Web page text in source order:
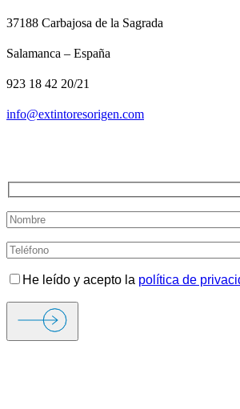
37188 Carbajosa de la Sagrada
Salamanca – España
923 18 42 20/21
info@extintoresorigen.com
He leído y acepto la política de